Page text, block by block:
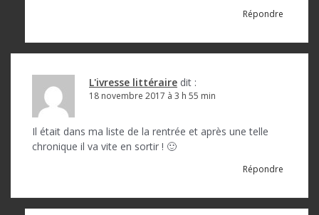
Répondre
L'ivresse littéraire dit :
18 novembre 2017 à 3 h 55 min
Il était dans ma liste de la rentrée et après une telle
chronique il va vite en sortir ! 🙂
Répondre